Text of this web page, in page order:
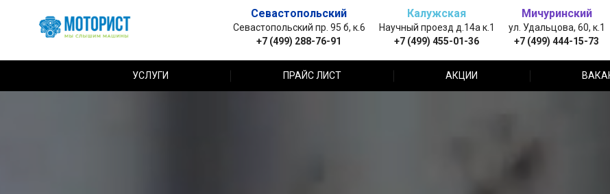
Севастопольский
Севастопольский пр. 95 б, к.6
+7 (499) 288-76-91
Калужская
Научный проезд д.14а к.1
+7 (499) 455-01-36
Мичуринский
ул. Удальцова, 60, к.1
+7 (499) 444-15-73
УСЛУГИ ПРАЙС ЛИСТ АКЦИИ